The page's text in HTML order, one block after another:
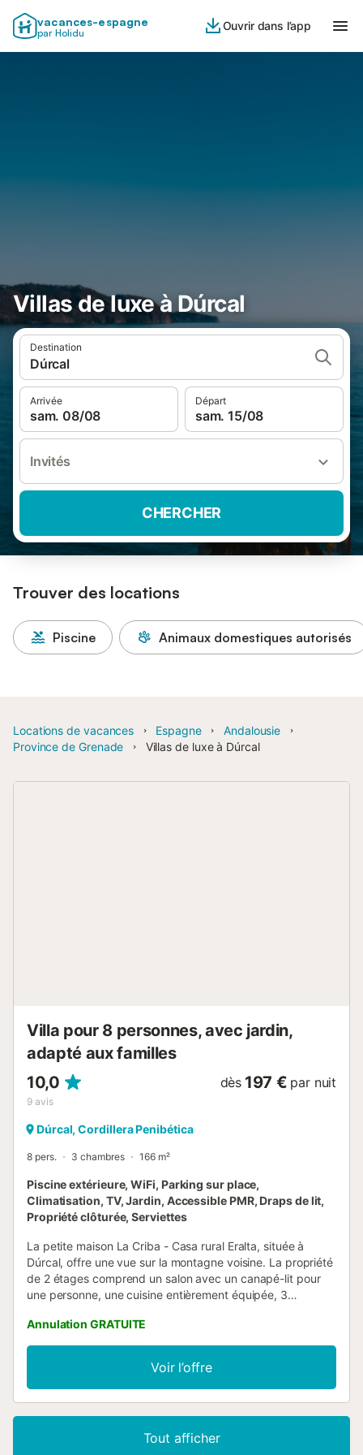
vacances-espagne
par Holidu
Ouvrir dans l’app
Villas de luxe à Dúrcal
Destination
Dúrcal
Arrivée
sam. 08/08
Départ
sam. 15/08
Invités
CHERCHER
Trouver des locations
Piscine Animaux domestiques autorisés
Locations de vacances Espagne
Andalousie
Province de Grenade
Villas de luxe à Dúrcal
Villa pour 8 personnes, avec jardin,
adapté aux familles
10,0
9 avis
dès 197 € par nuit
Dúrcal, Cordillera Penibética
8 pers. 3 chambres 166 m²
Piscine extérieure, WiFi, Parking sur place,
Climatisation, TV, Jardin, Accessible PMR, Draps de lit,
Propriété clôturée, Serviettes
La petite maison La Criba - Casa rural Eralta, située à
Dúrcal, offre une vue sur la montagne voisine. La propriété
de 2 étages comprend un salon avec un canapé-lit pour
une personne, une cuisine entièrement équipée, 3
supplémentaires à l'extérieur, elle peut donc accueillir 7
personnes. Les équipements supplémentaires
comprennent le Wi-Fi haut débit (adapté aux appels
vidéo), une télévision, la climatisation, un lave-linge, ainsi
que des livres et jouets pour enfants et un lit bébé. Il y a
couverte, un barbecue, une aire de jeux pour enfants et
Annulation GRATUITE
Voir l’offre
Tout afficher